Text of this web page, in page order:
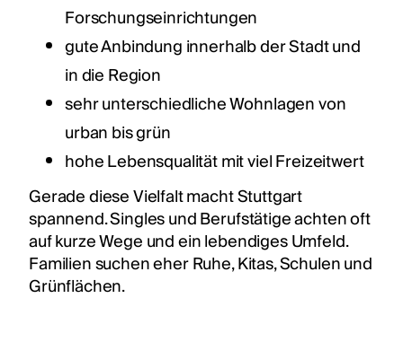
Forschungseinrichtungen
gute Anbindung innerhalb der Stadt und
in die Region
sehr unterschiedliche Wohnlagen von
urban bis grün
hohe Lebensqualität mit viel Freizeitwert
Gerade diese Vielfalt macht Stuttgart
spannend. Singles und Berufstätige achten oft
auf kurze Wege und ein lebendiges Umfeld.
Familien suchen eher Ruhe, Kitas, Schulen und
Grünflächen.